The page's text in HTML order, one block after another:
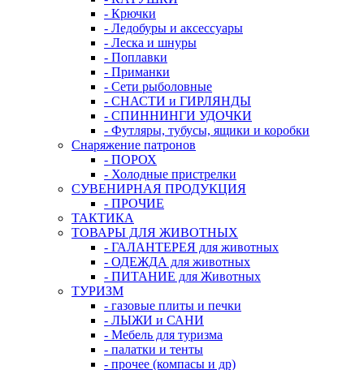
- Крючки
- Ледобуры и аксессуары
- Леска и шнуры
- Поплавки
- Приманки
- Сети рыболовные
- СНАСТИ и ГИРЛЯНДЫ
- СПИННИНГИ УДОЧКИ
- Футляры, тубусы, ящики и коробки
Снаряжение патронов
- ПОРОХ
- Холодные пристрелки
СУВЕНИРНАЯ ПРОДУКЦИЯ
- ПРОЧИЕ
ТАКТИКА
ТОВАРЫ ДЛЯ ЖИВОТНЫХ
- ГАЛАНТЕРЕЯ для животных
- ОДЕЖДА для животных
- ПИТАНИЕ для Животных
ТУРИЗМ
- газовые плиты и печки
- ЛЫЖИ и САНИ
- Мебель для туризма
- палатки и тенты
- прочее (компасы и др)